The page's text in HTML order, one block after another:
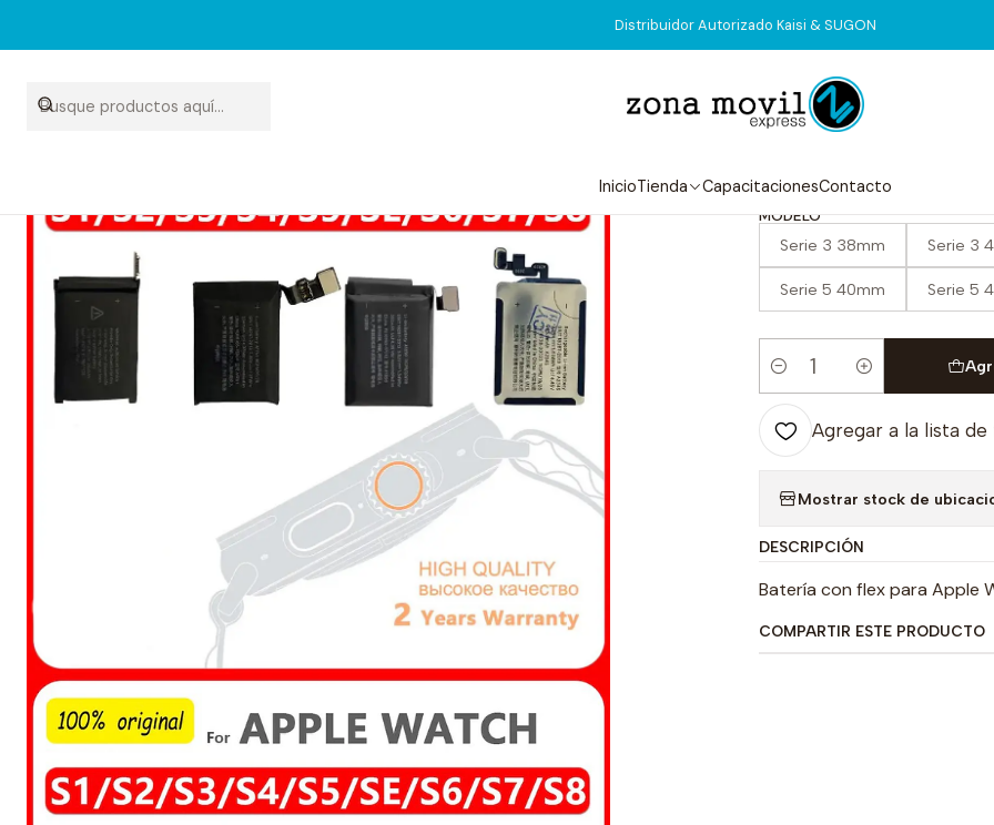
InicioTienda CapacitacionesContacto
Distribuidor Autorizado Kaisi & SUGON
Tienda Batería Batería Apple Watch
|
Batería Apple
MODELO
Serie 3 38mm Serie 3
Serie 5 40mm Serie 5
Cantidad
Agregar a la lista
Mostrar stock de
DESCRIPCIÓN
Batería con flex para Apple
COMPARTIR ESTE PRODUCTO